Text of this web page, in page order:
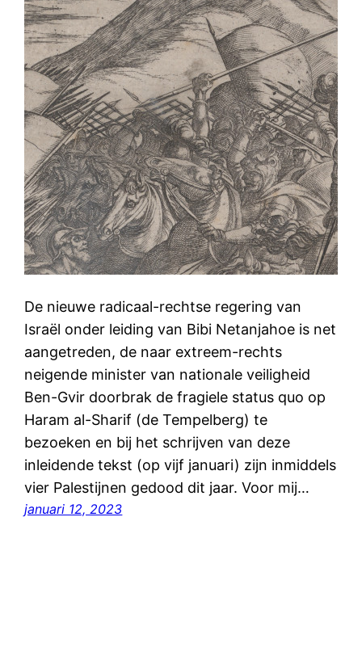
De nieuwe radicaal-rechtse regering van
Israël onder leiding van Bibi Netanjahoe is net
aangetreden, de naar extreem-rechts
neigende minister van nationale veiligheid
Ben-Gvir doorbrak de fragiele status quo op
Haram al-Sharif (de Tempelberg) te
bezoeken en bij het schrijven van deze
inleidende tekst (op vijf januari) zijn inmiddels
vier Palestijnen gedood dit jaar. Voor mij…
januari 12, 2023